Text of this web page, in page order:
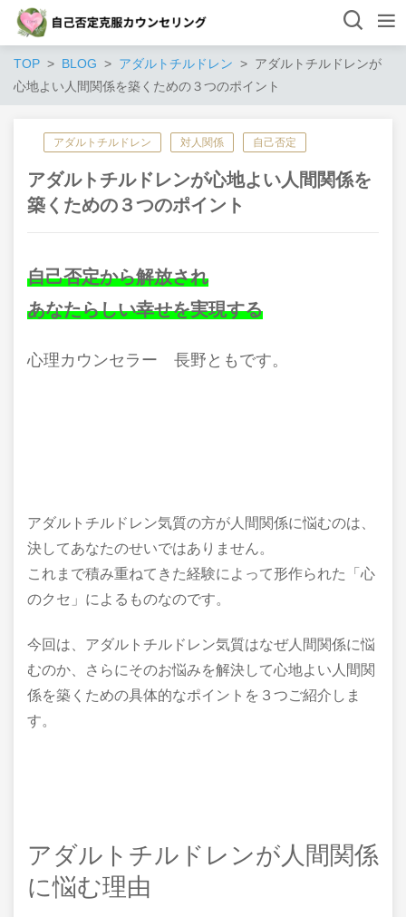
TOP BLOG アダルトチルドレン
アダルトチルドレンが
心地よい人間関係を築くための３つのポイント
アダルトチルドレン 対人関係 自己否定
アダルトチルドレンが心地よい人間関係を
築くための３つのポイント
自己否定から解放され
あなたらしい幸せを実現する
心理カウンセラ ー 長野ともです。
アダルトチルドレン気質の方が人間関係に悩むのは、
決してあなたのせいではありません。
これまで積み重ねてきた経験によって形作られた「心
のクセ」によるものなのです。
今回は、アダルトチルドレン気質はなぜ人間関係に悩
むのか、さらにそのお悩みを解決して心地よい人間関
係を築くための具体的なポイントを３つご紹介しま
す。
アダルトチルドレンが人間関係
に悩む理由